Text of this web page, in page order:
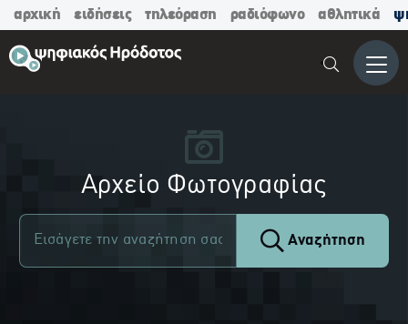
αρχική ειδήσεις τηλεόραση ραδιόφωνο αθλητικά
Μενού
Αρχείο Φωτογραφίας
Αναζήτηση